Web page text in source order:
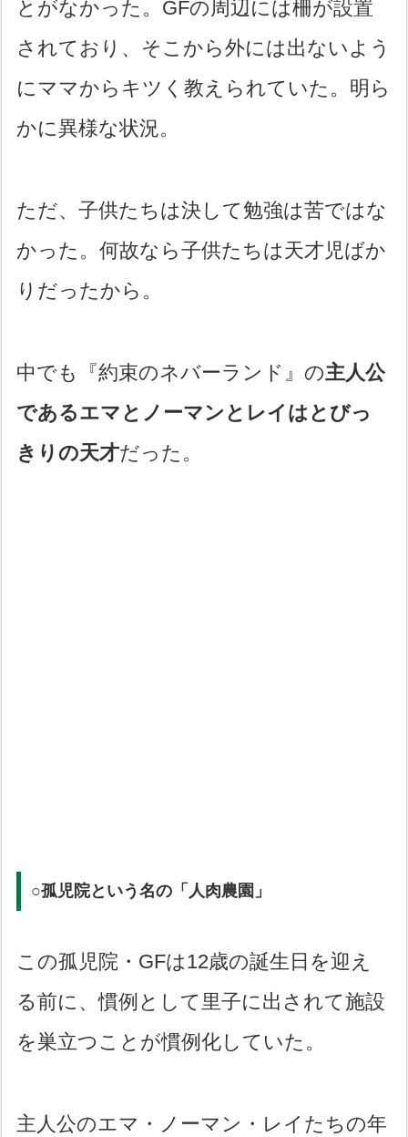
とがなかった。GFの周辺には柵が設置
されており、そこから外には出ないよう
にママからキツく教えられていた。明ら
かに異様な状況。
ただ、子供たちは決して勉強は苦ではな
かった。何故なら子供たちは天才児ばか
りだったから。
中でも『約束のネバーランド』の主人公
であるエマとノーマンとレイはとびっ
きりの天才だった。
○孤児院という名の「人肉農園」
この孤児院・GFは12歳の誕生日を迎え
る前に、慣例として里子に出されて施設
を巣立つことが慣例化していた。
主人公のエマ・ノーマン・レイたちの年